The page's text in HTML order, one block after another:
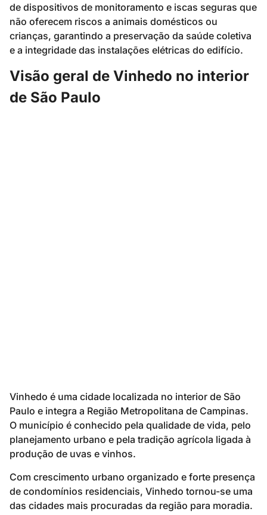
de dispositivos de monitoramento e iscas seguras que
não oferecem riscos a animais domésticos ou
crianças, garantindo a preservação da saúde coletiva
e a integridade das instalações elétricas do edifício.
Visão geral de Vinhedo no interior
de São Paulo
Vinhedo é uma cidade localizada no interior de São
Paulo e integra a Região Metropolitana de Campinas.
O município é conhecido pela qualidade de vida, pelo
planejamento urbano e pela tradição agrícola ligada à
produção de uvas e vinhos.
Com crescimento urbano organizado e forte presença
de condomínios residenciais, Vinhedo tornou-se uma
das cidades mais procuradas da região para moradia.